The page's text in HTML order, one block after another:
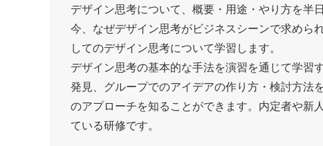
デザイン思考について、概要・用途・やり方を半
今、なぜデザイン思考がビジネスシーンで求めら
してのデザイン思考について学習します。
デザイン思考の基本的な手法を演習を通じて学習
発見、グループでのアイデアの作り方・検討方法
のアプローチを知ることができます。内定者や新
ている研修です。